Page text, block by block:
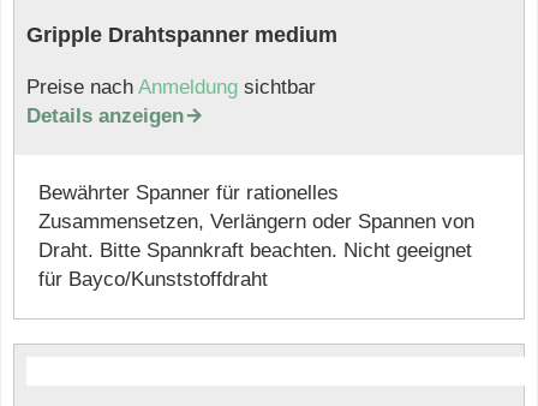
Gripple Drahtspanner medium
Preise nach Anmeldung sichtbar
Details anzeigen
Bewährter Spanner für rationelles
Zusammensetzen, Verlängern oder Spannen von
Draht. Bitte Spannkraft beachten. Nicht geeignet
für Bayco/Kunststoffdraht